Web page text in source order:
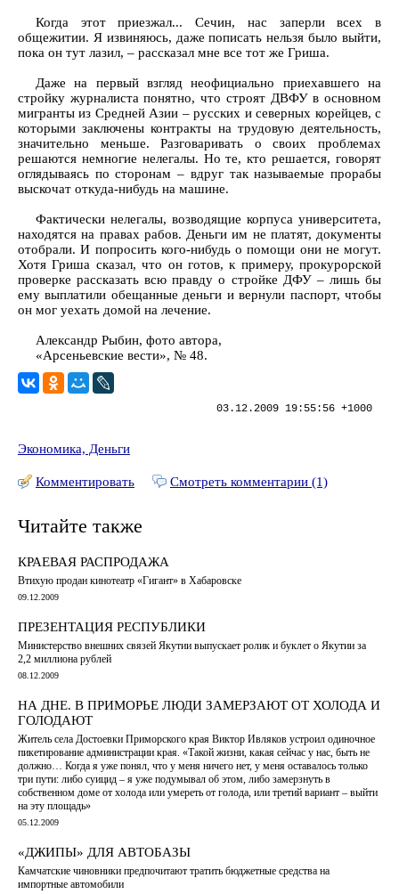
Когда этот приезжал... Сечин, нас заперли всех в
общежитии. Я извиняюсь, даже пописать нельзя было выйти,
пока он тут лазил, – рассказал мне все тот же Гриша.
Даже на первый взгляд неофициально приехавшего на
стройку журналиста понятно, что строят ДВФУ в основном
мигранты из Средней Азии – русских и северных корейцев, с
которыми заключены контракты на трудовую деятельность,
значительно меньше. Разговаривать о своих проблемах
решаются немногие нелегалы. Но те, кто решается, говорят
оглядываясь по сторонам – вдруг так называемые прорабы
выскочат откуда-нибудь на машине.
Фактически нелегалы, возводящие корпуса университета,
находятся на правах рабов. Деньги им не платят, документы
отобрали. И попросить кого-нибудь о помощи они не могут.
Хотя Гриша сказал, что он готов, к примеру, прокурорской
проверке рассказать всю правду о стройке ДФУ – лишь бы
ему выплатили обещанные деньги и вернули паспорт, чтобы
он мог уехать домой на лечение.
Александр Рыбин, фото автора,
«Арсеньевские вести», № 48.
03.12.2009 19:55:56 +1000
Экономика, Деньги
Комментировать Смотреть комментарии (1)
Читайте также
КРАЕВАЯ РАСПРОДАЖА
Втихую продан кинотеатр «Гигант» в Хабаровске
09.12.2009
ПРЕЗЕНТАЦИЯ РЕСПУБЛИКИ
Министерство внешних связей Якутии выпускает ролик и буклет о Якутии за
2,2 миллиона рублей
08.12.2009
НА ДНЕ. В ПРИМОРЬЕ ЛЮДИ ЗАМЕРЗАЮТ ОТ ХОЛОДА И
ГОЛОДАЮТ
Житель села Достоевки Приморского края Виктор Ивляков устроил одиночное
пикетирование администрации края. «Такой жизни, какая сейчас у нас, быть не
должно… Когда я уже понял, что у меня ничего нет, у меня оставалось только
три пути: либо суицид – я уже подумывал об этом, либо замерзнуть в
собственном доме от холода или умереть от голода, или третий вариант – выйти
на эту площадь»
05.12.2009
«ДЖИПЫ» ДЛЯ АВТОБАЗЫ
Камчатские чиновники предпочитают тратить бюджетные средства на
импортные автомобили